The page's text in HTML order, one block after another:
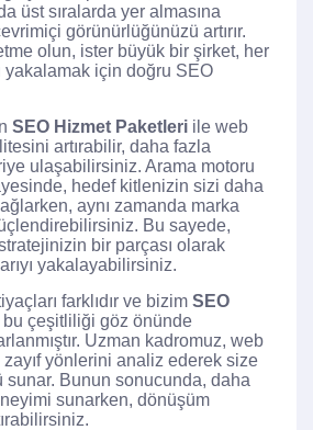
üst sıralarda yer almasına
görünürlüğünüzü artırır.
olun, ister büyük bir şirket, her
yakalamak için doğru SEO
SEO Hizmet Paketleri ile web
artırabilir, daha fazla
ulaşabilirsiniz. Arama motoru
hedef kitlenizin sizi daha
aynı zamanda marka
Bu sayede,
bir parçası olarak
yakalayabilirsiniz.
farklıdır ve bizim SEO
bu çeşitliliği göz önünde
Uzman kadromuz, web
yönlerini analiz ederek size
sunar. Bunun sonucunda, daha
sunarken, dönüşüm